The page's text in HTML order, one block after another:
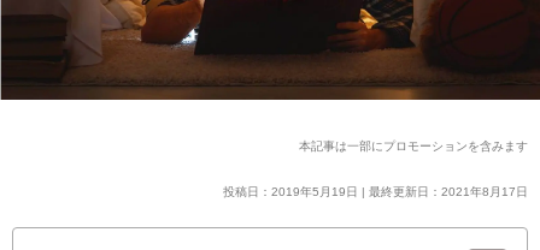
本記事は一部にプロモーションを含みます
投稿日：2019年5月19日 | 最終更新日：2021年8月17日